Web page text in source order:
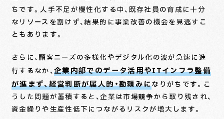
ちです。人手不足が慢性化する中、既存社員の育成に十分
なリソースを割けず、結果的に事業改善の機会を見逃すこ
ともあります。
さらに、顧客ニーズの多様化やデジタル化の波が急速に進
行するなか、企業内部でのデータ活用やITインフラ整備
が進まず、経営判断が属人的・勘頼みになりがちです。こ
うした問題が蓄積すると、企業は市場競争から取り残され、
資金繰りや生産性低下につながるリスクが増大します。